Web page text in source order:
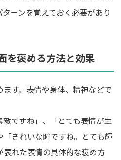
ーンを覚えておく必要があり
を褒める方法と効果
す。表情や身体、精神などで
敵ですね」、「とても表情が生
「きれいな瞳ですね。とても輝
表れた表情の具体的な褒め方